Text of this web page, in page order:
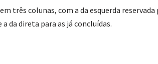
três colunas, com a da esquerda
da direta para as já concluídas.